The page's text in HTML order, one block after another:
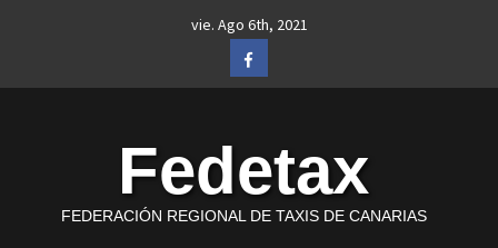
vie. Ago 6th, 2021
Facebook
Fedetax
FEDERACIÓN REGIONAL DE TAXIS DE CANARIAS